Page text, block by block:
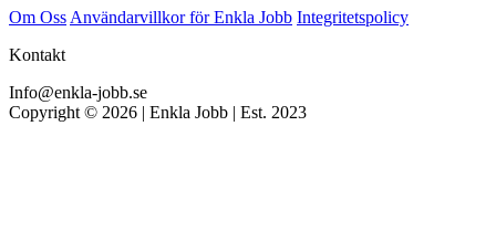
Om Oss Användarvillkor för Enkla Jobb Integritetspolicy
Kontakt
Info@enkla-jobb.se
Copyright © 2026 | Enkla Jobb | Est. 2023